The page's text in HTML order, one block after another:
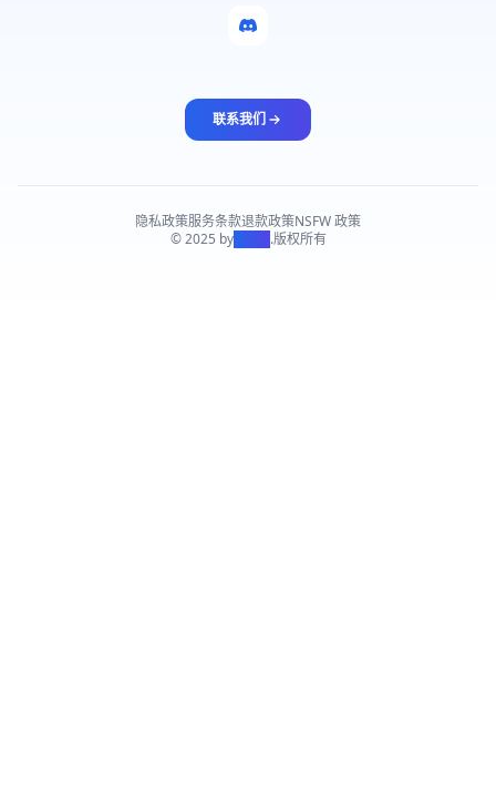
联系我们
隐私政策服务条款退款政策NSFW 政策
© 2025 byPiAPI .版权所有